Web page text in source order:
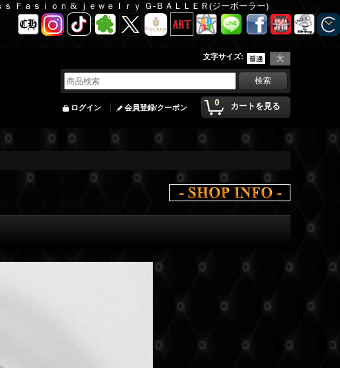
Ｆａｓｉｏｎ & ｊｅｗｅｌｒｙ Ｇ-ＢＡＬＬＥＲ(ジーボーラー)
文字サイズ:
0 カートを見る
ログイン 会員登録/クーポン